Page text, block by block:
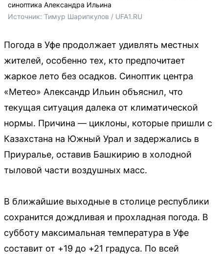
синоптика Александра Ильина
Источник: Тимур Шарипкулов / UFA1.RU
Погода в Уфе продолжает удивлять местных
жителей, особенно тех, кто предпочитает
жаркое лето без осадков. Синоптик центра
«Метео» Александр Ильин объяснил, что
текущая ситуация далека от климатической
нормы. Причина — циклоны, которые пришли с
Казахстана на Южный Урал и задержались в
Приуралье, оставив Башкирию в холодной
тыловой части воздушных масс.
В ближайшие выходные в столице республики
сохранится дождливая и прохладная погода. В
субботу максимальная температура в Уфе
составит от +19 до +21 градуса. По всей